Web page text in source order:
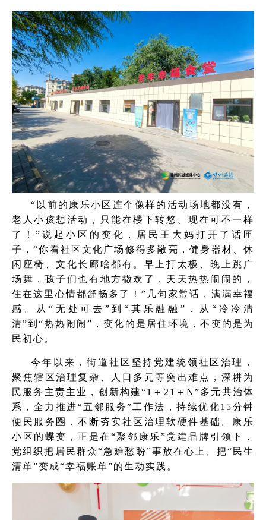
“以前的康乐小区连个像样的活动场地都没有，
老人小孩想活动，只能在楼下转悠。现在可不一样
了！”说起小区的变化，居民王大妈打开了话匣
子，“你看社区文化广场修得多敞亮，健身器材、休
闲座椅、文化长廊啥都有。早上打太极、晚上跳广
场舞，孩子们也有地方撒欢了，天天热热闹闹的，
住在这里心情都舒畅多了！” 几句家常话，满满幸福
感。从“无处可去”到“其乐融融”，从“冷冷清
清”到“热热闹闹”，变化的是居住环境，不变的是为
民初心。
今年以来，街道社区坚持党建统领社区治理，
聚焦辖区治理复杂、人口多元等突出难点，深耕为
民服务主责主业，创新构建“1＋21＋N”多元共治体
系，全力推进“五邻服务”工作法，持续优化15分钟
便民服务圈，不断夯实社区治理软硬件基础。康乐
小区的蝶变，正是在“聚邻康乐”党建品牌引领下，
党组织把居民群众“急难愁盼”事放在心上、把“民生
清单”变成“幸福账单”的生动实践。